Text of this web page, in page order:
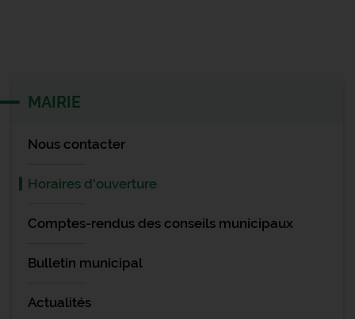
MAIRIE
Nous contacter
Horaires d'ouverture
Comptes-rendus des conseils municipaux
Bulletin municipal
Actualités